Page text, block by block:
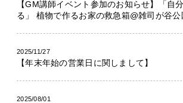
【GM講師イベント参加のお知らせ】「自
る」 植物で作るお家の救急箱@雑司が谷公
2025/11/27
【年末年始の営業日に関しまして】
2025/08/01